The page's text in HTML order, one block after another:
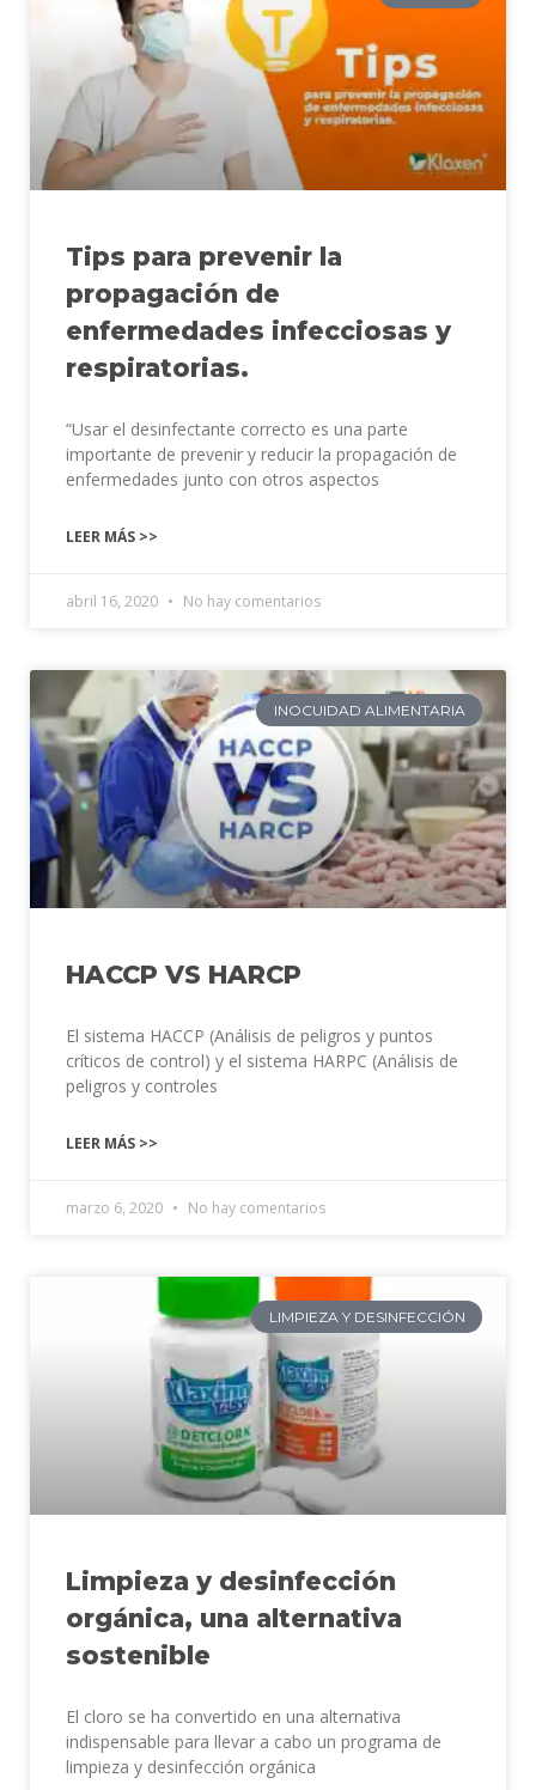
Tips para prevenir la
propagación de
enfermedades infecciosas y
respiratorias.
“Usar el desinfectante correcto es una parte
importante de prevenir y reducir la propagación de
enfermedades junto con otros aspectos
LEER MÁS >>
abril 16, 2020 No hay comentarios
INOCUIDAD ALIMENTARIA
HACCP VS HARCP
El sistema HACCP (Análisis de peligros y puntos
críticos de control) y el sistema HARPC (Análisis de
peligros y controles
LEER MÁS >>
marzo 6, 2020 No hay comentarios
LIMPIEZA Y DESINFECCIÓN
Limpieza y desinfección
orgánica, una alternativa
sostenible
El cloro se ha convertido en una alternativa
indispensable para llevar a cabo un programa de
limpieza y desinfección orgánica